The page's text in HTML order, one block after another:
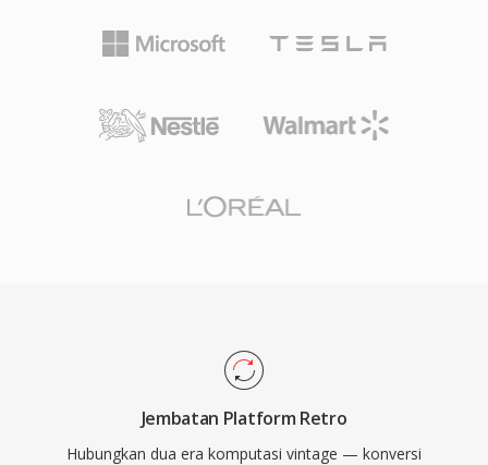
Jembatan Platform Retro
Hubungkan dua era komputasi vintage — konversi